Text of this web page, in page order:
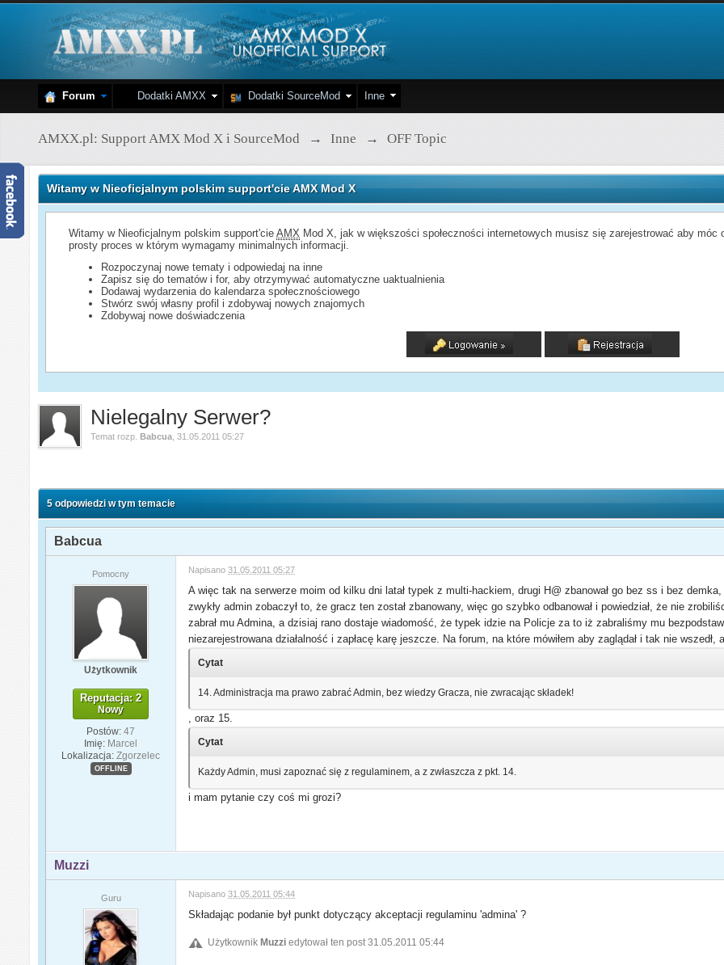
Forum Dodatki AMXX Dodatki SourceMod Inne
AMXX.pl: Support AMX Mod X i SourceMod → Inne → OFF Topic
Witamy w Nieoficjalnym polskim support'cie AMX Mod X
Witamy w Nieoficjalnym polskim support'cieAMX Mod X, jak w większości społeczności internetowych musisz się zarejestrować aby
prosty proces w którym wymagamy minimalnych informacji.
Rozpoczynaj nowe tematy i odpowiedaj na inne
Zapisz się do tematów i for, aby otrzymywać automatyczne uaktualnienia
Dodawaj wydarzenia do kalendarza społecznościowego
Stwórz swój własny profil i zdobywaj nowych znajomych
Zdobywaj nowe doświadczenia
Nielegalny Serwer?
Temat rozp.Babcua ,31.05.2011 05:27
5 odpowiedzi w tym temacie
Babcua
Pomocny
Użytkownik
Reputacja: 2
Nowy
Postów: 47
Imię: Marcel
Lokalizacja: Zgorzelec
OFFLINE
Napisano31.05.2011 05:27
A więc tak na serwerze moim od kilku dni latał typek z multi-hackiem, drugi H@ zbanował go bez ss i bez
zwykły admin zobaczył to, że gracz ten został zbanowany, więc go szybko odbanował i powiedział, że nie
zabrał mu Admina, a dzisiaj rano dostaje wiadomość, że typek idzie na Policje za to iż zabraliśmy mu
niezarejestrowana działalność i zapłacę karę jeszcze. Na forum, na które mówiłem aby zaglądał i tak nie wszedł,
Cytat
14. Administracja ma prawo zabrać Admin, bez wiedzy Gracza, nie zwracając składek!
, oraz 15.
Cytat
Każdy Admin, musi zapoznać się z regulaminem, a z zwłaszcza z pkt. 14.
i mam pytanie czy coś mi grozi?
Muzzi
Guru Napisano31.05.2011 05:44
Składając podanie był punkt dotyczący akceptacji regulaminu 'admina' ?
UżytkownikMuzzi edytował ten post 31.05.2011 05:44